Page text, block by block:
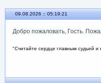
09.08.2026 :: 05:19:22
Добро пожаловать, Гость.
"Считайте сердце главным судьей